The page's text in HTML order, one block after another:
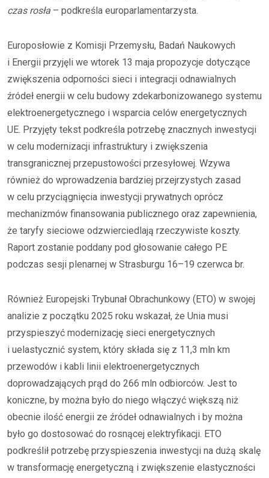
czas rosła – podkreśla europarlamentarzysta.
Europosłowie z Komisji Przemysłu, Badań Naukowych
i Energii przyjęli we wtorek 13 maja propozycje dotyczące
zwiększenia odporności sieci i integracji odnawialnych
źródeł energii w celu budowy zdekarbonizowanego systemu
elektroenergetycznego i wsparcia celów energetycznych
UE. Przyjęty tekst podkreśla potrzebę znacznych inwestycji
w celu modernizacji infrastruktury i zwiększenia
transgranicznej przepustowości przesyłowej. Wzywa
również do wprowadzenia bardziej przejrzystych zasad
w celu przyciągnięcia inwestycji prywatnych oprócz
mechanizmów finansowania publicznego oraz zapewnienia,
że ​​taryfy sieciowe odzwierciedlają rzeczywiste koszty.
Raport zostanie poddany pod głosowanie całego PE
podczas sesji plenarnej w Strasburgu 16–19 czerwca br.
Również Europejski Trybunał Obrachunkowy (ETO) w swojej
analizie z początku 2025 roku wskazał, że Unia musi
przyspieszyć modernizację sieci energetycznych
i uelastycznić system, który składa się z 11,3 mln km
przewodów i kabli linii elektroenergetycznych
doprowadzających prąd do 266 mln odbiorców. Jest to
koniczne, by można było do niego włączyć większą niż
obecnie ilość energii ze źródeł odnawialnych i by można
było go dostosować do rosnącej elektryfikacji. ETO
podkreślił potrzebę przyspieszenia inwestycji na dużą skalę
w transformację energetyczną i zwiększenie elastyczności